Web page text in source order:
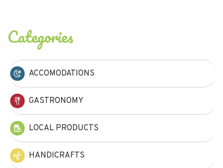
Categories
ACCOMODATIONS
GASTRONOMY
LOCAL PRODUCTS
HANDICRAFTS